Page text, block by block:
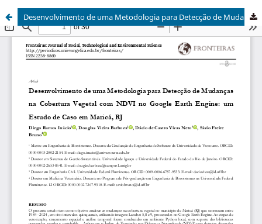
Desenvolvimento de uma Metodologia para Detecção de Mudanças na Cobertura Vegetal com NDVI no Google Earth Engine: Um Estudo de Caso em Maricá, RJ